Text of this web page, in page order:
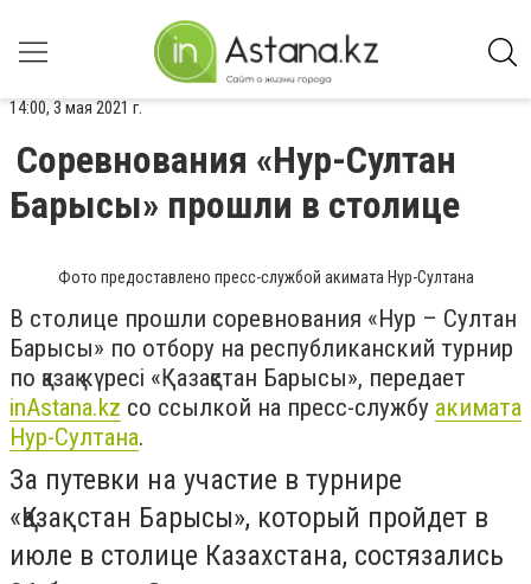
14:00, 3 мая 2021 г.
Соревнования «Нур-Султан
Барысы» прошли в столице
Фото предоставлено пресс-службой акимата Нур-Султана
В столице прошли соревнования «Нур – Султан
Барысы» по отбору на республиканский турнир
по қазақ күресі «Қазақстан Барысы», передает
inAstana.kz со ссылкой на пресс-службу акимата
Нур-Султана.
За путевки на участие в турнире
«Қазақстан Барысы», который пройдет в
июле в столице Казахстана, состязались